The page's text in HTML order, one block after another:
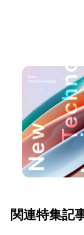
関連特集記